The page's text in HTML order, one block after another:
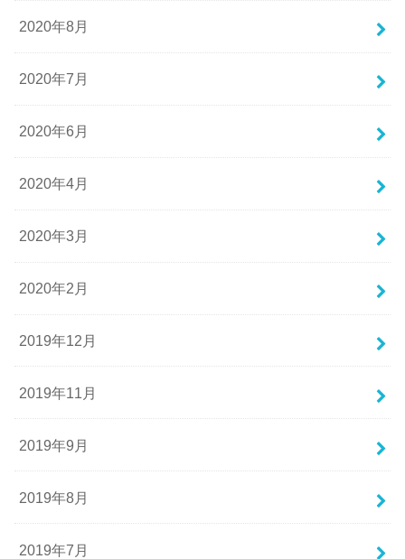
2020年8月
2020年7月
2020年6月
2020年4月
2020年3月
2020年2月
2019年12月
2019年11月
2019年9月
2019年8月
2019年7月